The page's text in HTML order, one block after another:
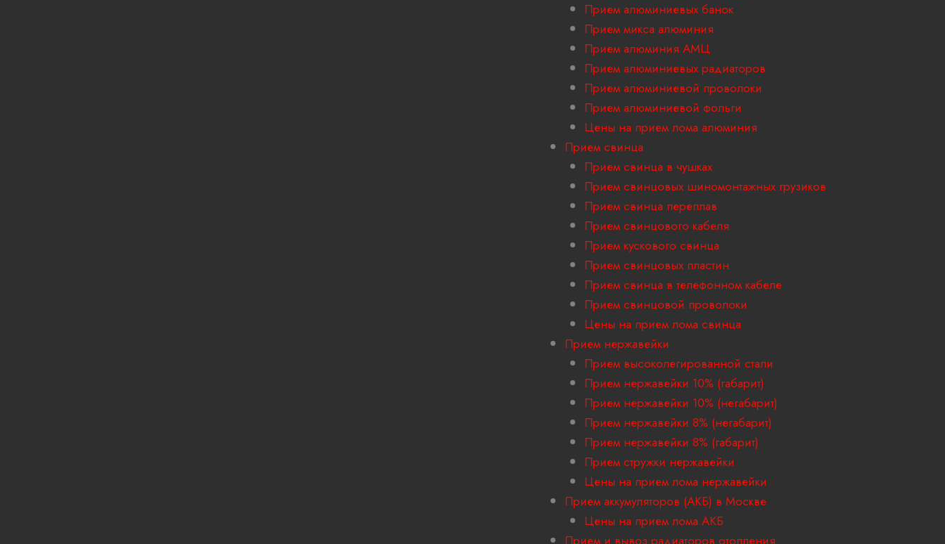
Прием алюминиевых банок
Прием микса алюминия
Прием алюминия АМЦ
Прием алюминиевых радиаторов
Прием алюминиевой проволоки
Прием алюминиевой фольги
Цены на прием лома алюминия
Прием свинца
Прием свинца в чушках
Прием свинцовых шиномонтажных грузиков
Прием свинца переплав
Прием свинцового кабеля
Прием кускового свинца
Прием свинцовых пластин
Прием свинца в телефонном кабеле
Прием свинцовой проволоки
Цены на прием лома свинца
Прием нержавейки
Прием высоколегированной стали
Прием нержавейки 10% (габарит)
Прием нержавейки 10% (негабарит)
Прием нержавейки 8% (негабарит)
Прием нержавейки 8% (габарит)
Прием стружки нержавейки
Цены на прием лома нержавейки
Прием аккумуляторов (АКБ) в Москве
Цены на прием лома АКБ
Прием и вывоз радиаторов отопления